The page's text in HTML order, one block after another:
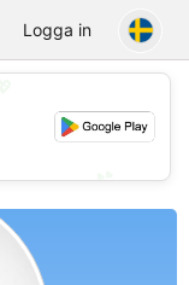
Logga in